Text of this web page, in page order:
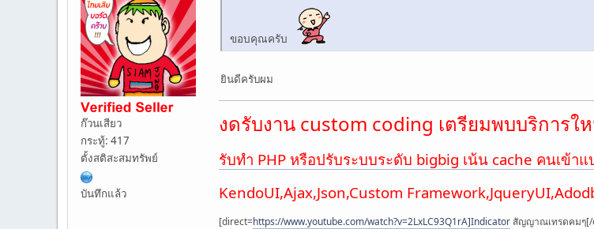
ก๊วนเสียว
กระทู้: 417
ตั้งสติสะสมทรัพย์
บันทึกแล้ว
ขอบคุณครับ
ยินดีครับผม
งดรับงาน custom coding เตรียมพบบริการใ
รับทำ PHP หรือปรับระบบระดับ bigbig เน้น cache คนเข้า
KendoUI,Ajax,Json,Custom
[direct=https://www.youtube.com/watch?v=2LxLC93Q1rA]Indicator สัญญาณเทรดคมๆ[/